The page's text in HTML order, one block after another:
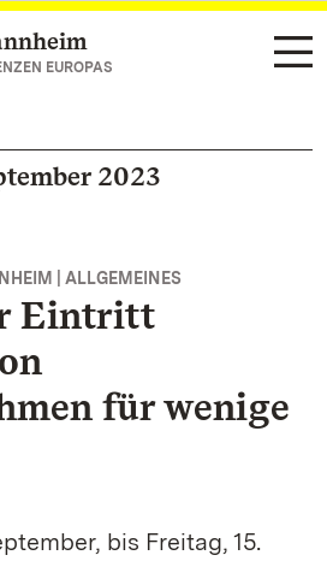
EUROPAS
2023
| ALLGEMEINES
Eintritt
für wenige
bis Freitag, 15.